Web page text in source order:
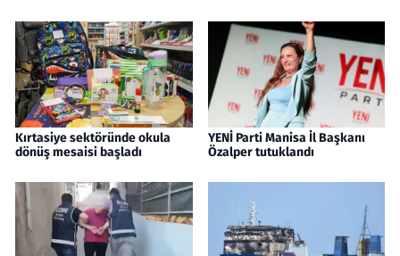
Kırtasiye sektöründe okula
dönüş mesaisi başladı
YENİ Parti Manisa İl Başkanı
Özalper tutuklandı